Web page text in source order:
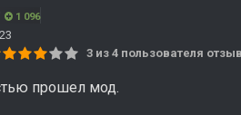
1 096
3 из 4 пользователя
прошел мод.